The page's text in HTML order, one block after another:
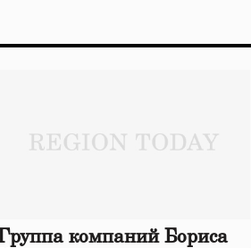
компаний Бориса